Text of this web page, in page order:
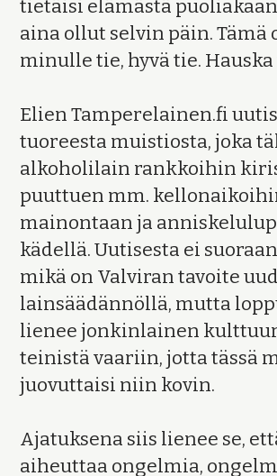
tietäisi elämästä
aina ollut selvin päin. Tämä
minulle tie, hyvä tie. Hauska
Elien Tamperelainen.fi
tuoreesta muistiosta, joka
alkoholilain rankkoihin
puuttuen mm.
mainontaan ja
kädellä. Uutisesta ei
mikä on Valviran tavoite
lainsäädännöllä, mutta
lienee jonkinlainen
teinistä vaariin, jotta tässä
juovuttaisi niin kovin.
Ajatuksena siis lienee se,
aiheuttaa ongelmia,